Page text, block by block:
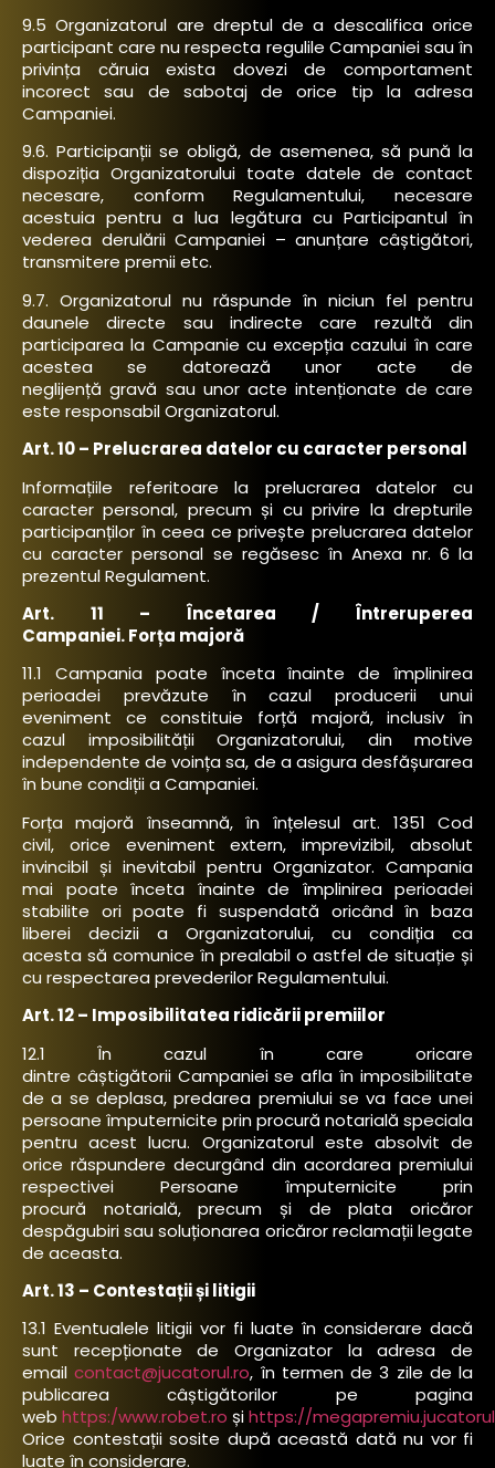
9.5 Organizatorul are dreptul de a descalifica orice
participant care nu respecta regulile Campaniei sau în
privința căruia exista dovezi de comportament
incorect sau de sabotaj de orice tip la adresa
Campaniei.
9.6. Participanții se obligă, de asemenea, să pună la
dispoziția Organizatorului toate datele de contact
necesare, conform Regulamentului, necesare
acestuia pentru a lua legătura cu Participantul în
vederea derulării Campaniei – anunțare câștigători,
transmitere premii etc.
9.7. Organizatorul nu răspunde în niciun fel pentru
daunele directe sau indirecte care rezultă din
participarea la Campanie cu excepția cazului în care
acestea se datorează unor acte de
neglijență gravă sau unor acte intenționate de care
este responsabil Organizatorul.
Art. 10 – Prelucrarea datelor cu caracter personal
Informațiile referitoare la prelucrarea datelor cu
caracter personal, precum și cu privire la drepturile
participanților în ceea ce privește prelucrarea datelor
cu caracter personal se regăsesc în Anexa nr. 6 la
prezentul Regulament.
Art. 11 – Încetarea / Întreruperea
Campaniei. Forța majoră
11.1 Campania poate înceta înainte de împlinirea
perioadei prevăzute în cazul producerii unui
eveniment ce constituie forță majoră, inclusiv în
cazul imposibilității Organizatorului, din motive
independente de voința sa, de a asigura desfășurarea
în bune condiții a Campaniei.
Forța majoră înseamnă, în înțelesul art. 1351 Cod
civil, orice eveniment extern, imprevizibil, absolut
invincibil și inevitabil pentru Organizator. Campania
mai poate înceta înainte de împlinirea perioadei
stabilite ori poate fi suspendată oricând în baza
liberei decizii a Organizatorului, cu condiția ca
acesta să comunice în prealabil o astfel de situație și
cu respectarea prevederilor Regulamentului.
Art. 12 – Imposibilitatea ridicării premiilor
12.1 În cazul în care oricare
dintre câștigătorii Campaniei se afla în imposibilitate
de a se deplasa, predarea premiului se va face unei
persoane împuternicite prin procură notarială speciala
pentru acest lucru. Organizatorul este absolvit de
orice răspundere decurgând din acordarea premiului
respectivei Persoane împuternicite prin
procură notarială, precum și de plata oricăror
despăgubiri sau soluționarea oricăror reclamații legate
de aceasta.
Art. 13 – Contestații și litigii
13.1 Eventualele litigii vor fi luate în considerare dacă
sunt recepționate de Organizator la adresa de
emailcontact@jucatorul.ro, în termen de 3 zile de la
publicarea câștigătorilor pe pagina
web https:/www.robet.ro șihttps://
Orice contestații sosite după această dată nu vor fi
luate în considerare.